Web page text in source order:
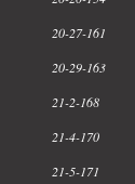
20-27-161
20-29-163
21-2-168
21-4-170
21-5-171